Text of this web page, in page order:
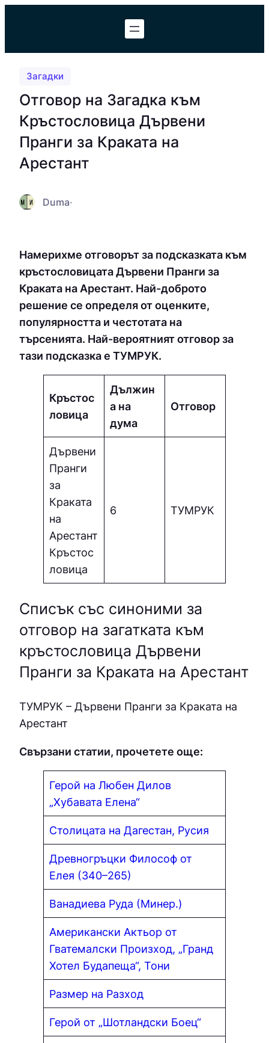
Загадки
Отговор на Загадка към
Кръстословица Дървени
Пранги за Краката на
Арестант
Duma·
Намерихме отговорът за подсказката към
кръстословицата Дървени Пранги за
Краката на Арестант. Най-доброто
решение се определя от оценките,
популярността и честотата на
търсенията. Най-вероятният отговор за
тази подсказка е ТУМPУК.
Кръстос
ловица
Дължин
а на
дума
Отговор
Дървени
Пранги
за
Краката
на
Арестант
Кръстос
ловица
6 ТУМPУК
Списък със синоними за
отговор на загатката към
кръстословица Дървени
Пранги за Краката на Арестант
ТУМPУК – Дървени Пранги за Краката на
Арестант
Свързани статии, прочетете още:
Герой на Любен Дилов
„Хубавата Елена“
Столицата на Дагестан, Русия
Древногръцки Философ от
Елея (340–265)
Ванадиева Руда (Минер.)
Американски Актьор от
Гватемалски Произход, „Гранд
Хотел Будапеща“, Тони
Размер на Разход
Герой от „Шотландски Боец“